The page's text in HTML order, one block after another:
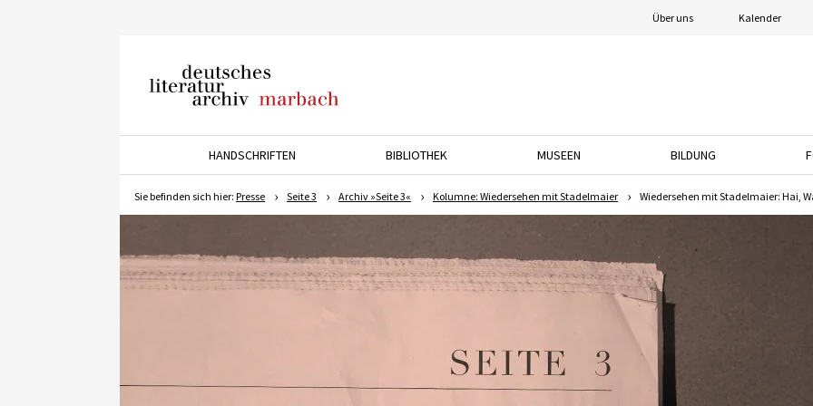
Über uns Kalender
Marbach
HANDSCHRIFTEN
BIBLIOTHEK
MUSEEN
BILDUNG
Sie befinden sich hier: Presse Seite 3 Archiv »Seite 3« Kolumne: Wiedersehen mit Stadelmaier Wiedersehen mit Stadelmaier: Hai,